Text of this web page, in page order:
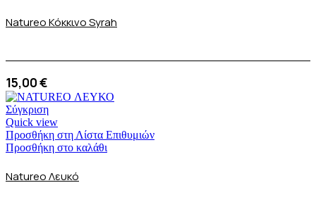
Natureo Κόκκινο Syrah
15,00€
Σύγκριση
Quick view
Προσθήκη στη Λίστα Επιθυμιών
Προσθήκη στο καλάθι
Natureo Λευκό